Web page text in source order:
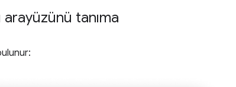
arayüzünü tanıma